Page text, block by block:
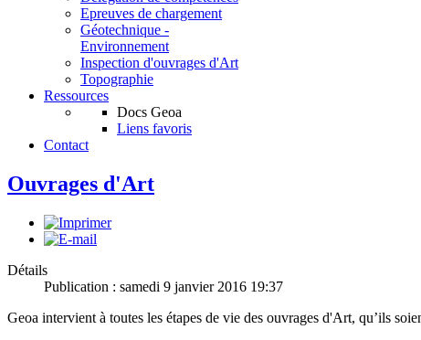
Epreuves de chargement
Géotechnique -
Environnement
Inspection d'ouvrages d'Art
Topographie
Ressources
Docs Geoa
Liens favoris
Contact
Ouvrages d'Art
Détails
Publication : samedi 9 janvier 2016 19:37
Geoa intervient à toutes les étapes de vie des ouvrages d'Art, qu’ils